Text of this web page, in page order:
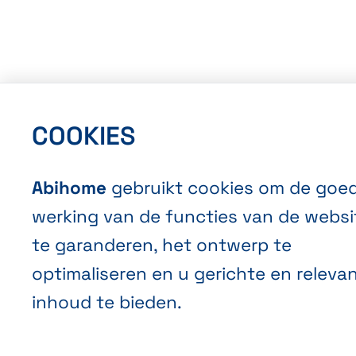
COOKIES
Abihome gebruikt cookies om de
werking van de functies van de
te garanderen, het ontwerp te
optimaliseren en u gerichte en
inhoud te bieden.